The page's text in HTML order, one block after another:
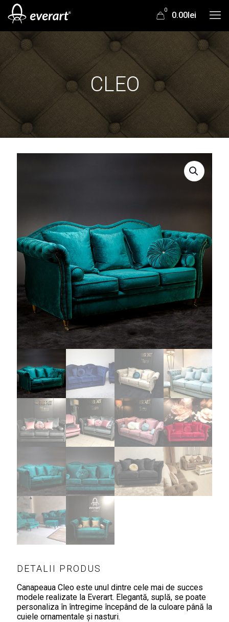
0
0.00lei
CLEO
DETALII PRODUS
Canapeaua Cleo este unul dintre cele mai de succes
modele realizate la Everart. Elegantă, suplă, se poate
personaliza în întregime începând de la culoare până la
cuiele ornamentale și nasturi.